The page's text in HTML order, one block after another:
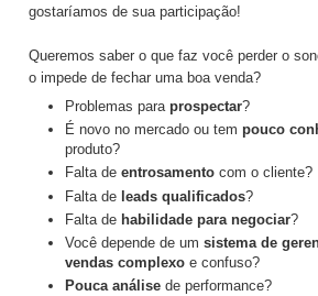
gostaríamos de sua participação!
Queremos saber o que faz você perder o
o impede de fechar uma boa venda?
Problemas para prospectar?
É novo no mercado ou tem pouco
produto?
Falta de entrosamentocom o cliente?
Falta de leads qualificados?
Falta de habilidade para negociar?
Você depende de um sistema de
vendas complexoe confuso?
Pouca análisede performance?